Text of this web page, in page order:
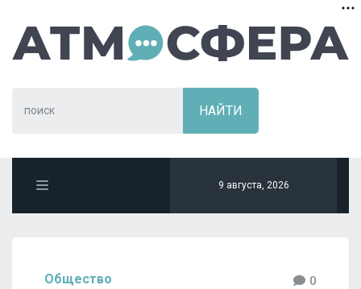
9 августа, 2026
Общество 0